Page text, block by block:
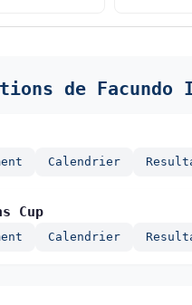
de Facundo
Calendrier
Cup
Calendrier